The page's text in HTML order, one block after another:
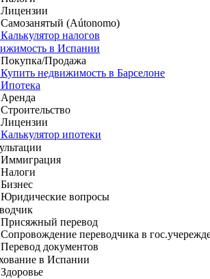
(Aútonomo)
налогов
в Испании
Продажа
недвижимость в Барселоне
ипотеки
вопросы
перевод
переводчика в
документов
в Испании